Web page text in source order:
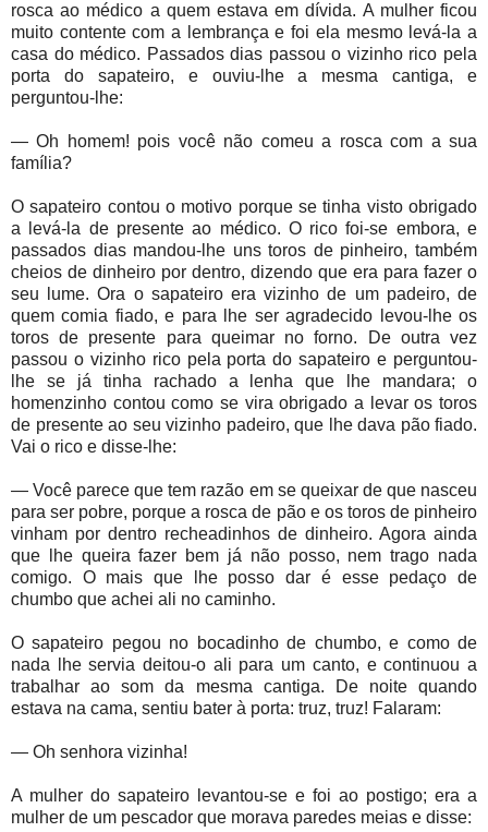
rosca ao médico a quem estava em dívida. A mulher ficou
muito contente com a lembrança e foi ela mesmo levá-la a
casa do médico. Passados dias passou o vizinho rico pela
porta do sapateiro, e ouviu-lhe a mesma cantiga, e
perguntou-lhe:
— Oh homem! pois você não comeu a rosca com a sua
família?
O sapateiro contou o motivo porque se tinha visto obrigado
a levá-la de presente ao médico. O rico foi-se embora, e
passados dias mandou-lhe uns toros de pinheiro, também
cheios de dinheiro por dentro, dizendo que era para fazer o
seu lume. Ora o sapateiro era vizinho de um padeiro, de
quem comia fiado, e para lhe ser agradecido levou-lhe os
toros de presente para queimar no forno. De outra vez
passou o vizinho rico pela porta do sapateiro e perguntou-
lhe se já tinha rachado a lenha que lhe mandara; o
homenzinho contou como se vira obrigado a levar os toros
de presente ao seu vizinho padeiro, que lhe dava pão fiado.
Vai o rico e disse-lhe:
— Você parece que tem razão em se queixar de que nasceu
para ser pobre, porque a rosca de pão e os toros de pinheiro
vinham por dentro recheadinhos de dinheiro. Agora ainda
que lhe queira fazer bem já não posso, nem trago nada
comigo. O mais que lhe posso dar é esse pedaço de
chumbo que achei ali no caminho.
O sapateiro pegou no bocadinho de chumbo, e como de
nada lhe servia deitou-o ali para um canto, e continuou a
trabalhar ao som da mesma cantiga. De noite quando
estava na cama, sentiu bater à porta: truz, truz! Falaram:
— Oh senhora vizinha!
A mulher do sapateiro levantou-se e foi ao postigo; era a
mulher de um pescador que morava paredes meias e disse: